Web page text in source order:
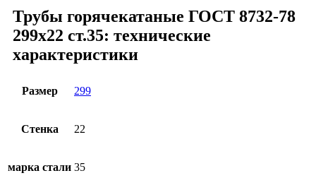
Трубы горячекатаные ГОСТ 8732-78
299x22 ст.35: технические
характеристики
Размер 299
Стенка 22
марка стали 35